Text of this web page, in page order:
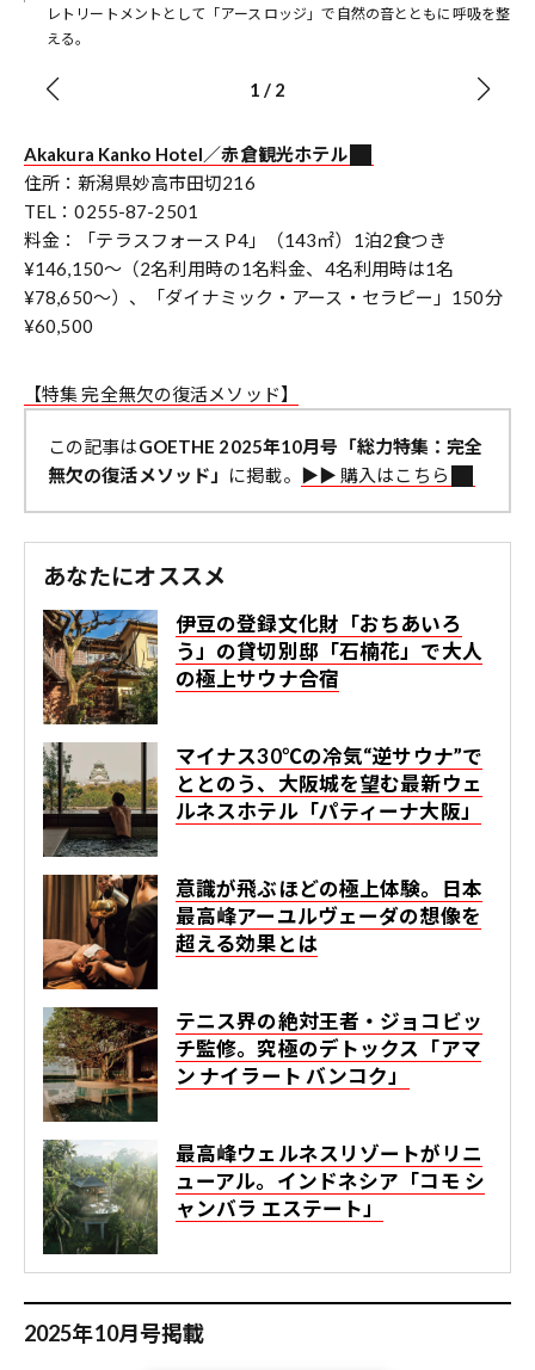
レトリートメントとして「アース ロッジ」で自然の音とともに呼吸を整
える。
1 / 2
Akakura Kanko Hotel／赤倉観光ホテル
住所：新潟県妙高市田切216
TEL：0255-87-2501
料金：「テラスフォース P4」（143㎡）1泊2食つき
¥146,150～（2名利用時の1名料金、4名利用時は1名
¥78,650～）、「ダイナミック・アース・セラピー」150分
¥60,500
【特集 完全無欠の復活メソッド】
この記事はGOETHE 2025年10月号「総力特集：完全
無欠の復活メソッド」 に掲載。 ▶︎▶︎ 購入はこちら
あなたにオススメ
伊豆の登録文化財「おちあいろ
う」の貸切別邸「石楠花」で大人
の極上サウナ合宿
マイナス30℃の冷気“逆サウナ”で
ととのう、大阪城を望む最新ウェ
ルネスホテル「パティーナ大阪」
意識が飛ぶほどの極上体験。日本
最高峰アーユルヴェーダの想像を
超える効果とは
テニス界の絶対王者・ジョコビッ
チ監修。究極のデトックス「アマ
ン ナイラート バンコク」
最高峰ウェルネスリゾートがリニ
ューアル。インドネシア「コモ シ
ャンバラ エステート」
2025年10月号掲載